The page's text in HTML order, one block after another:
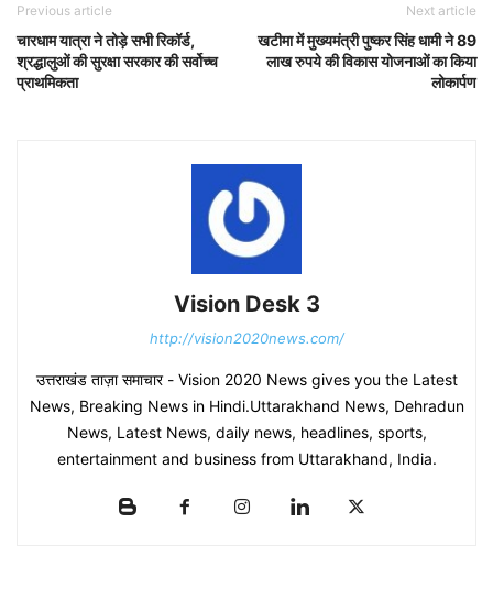
Previous article
चारधाम यात्रा ने तोड़े सभी रिकॉर्ड,
श्रद्धालुओं की सुरक्षा सरकार की सर्वोच्च
प्राथमिकता
Next article
खटीमा में मुख्यमंत्री पुष्कर सिंह धामी ने 89
लाख रुपये की विकास योजनाओं का किया
लोकार्पण
Vision Desk 3
http://vision2020news.com/
उत्तराखंड ताज़ा समाचार - Vision 2020 News gives you the Latest
News, Breaking News in Hindi.Uttarakhand News, Dehradun
News, Latest News, daily news, headlines, sports,
entertainment and business from Uttarakhand, India.